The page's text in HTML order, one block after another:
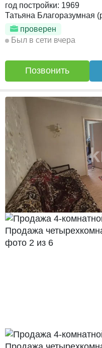
год постройки: 1969
Татьяна Благоразумная
проверен
Был в сети вчера
Позвонить